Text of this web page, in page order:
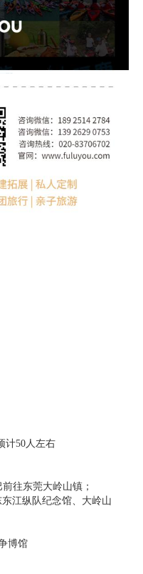
计50人左右
前往东莞大岭山镇；
东江纵队纪念馆、大岭山
博馆